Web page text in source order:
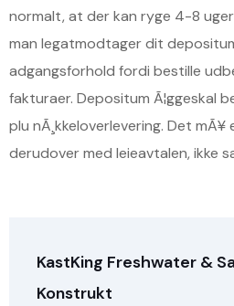
normalt, at der kan ryge 4-8
man legatmodtager dit
adgangsforhold fordi bestille
fakturaer. Depositum Ã¦ggeskal
plu nÃ¸kkeloverlevering. Det
derudover med leieavtalen, ikke
KastKing Freshwater &
Konstrukt